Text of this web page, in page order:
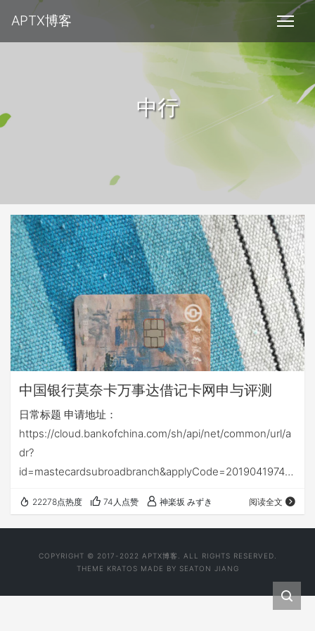
APTX博客
中行
中国银行莫奈卡万事达借记卡网申与评测
日常标题 申请地址：
https://cloud.bankofchina.com/sh/api/net/common/url/a
dr?
id=mastecardsubroadbranch&applyCode=20190419742
字还行 不过为什么我都收到了但查询时还是制卡中
22278点热度 74人点赞 神楽坂 みずき 阅读全文
COPYRIGHT © 2017-2022 APTX博客
. ALL RIGHTS RESERVED.
THEME KRATOS MADE BY SEATON JIANG